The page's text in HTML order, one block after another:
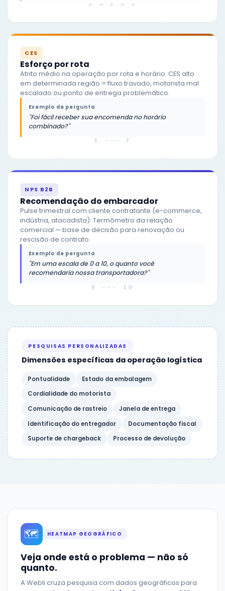
★ ★ ★ ★ ★
CES
Esforço por rota
Atrito médio na operação por rota e horário. CES alto
em determinada região = fluxo travado, motorista mal
escalado ou ponto de entrega problemático.
Exemplo de pergunta
"Foi fácil receber sua encomenda no horário
combinado?"
1 ─── 7
NPS B2B
Recomendação do embarcador
Pulse trimestral com cliente contratante (e-commerce,
indústria, atacadista). Termômetro da relação
comercial — base de decisão para renovação ou
rescisão de contrato.
Exemplo de pergunta
"Em uma escala de 0 a 10, o quanto você
recomendaria nossa transportadora?"
0 ─── 10
PESQUISAS PERSONALIZADAS
Dimensões específicas da operação logística
Pontualidade
Estado da embalagem
Cordialidade do motorista
Comunicação de rastreio
Janela de entrega
Identificação do entregador
Documentação fiscal
Suporte de chargeback
Processo de devolução
🗺 HEATMAP GEOGRÁFICO
Veja onde está o problema — não só
quanto.
A Webli cruza pesquisa com dados geográficos para